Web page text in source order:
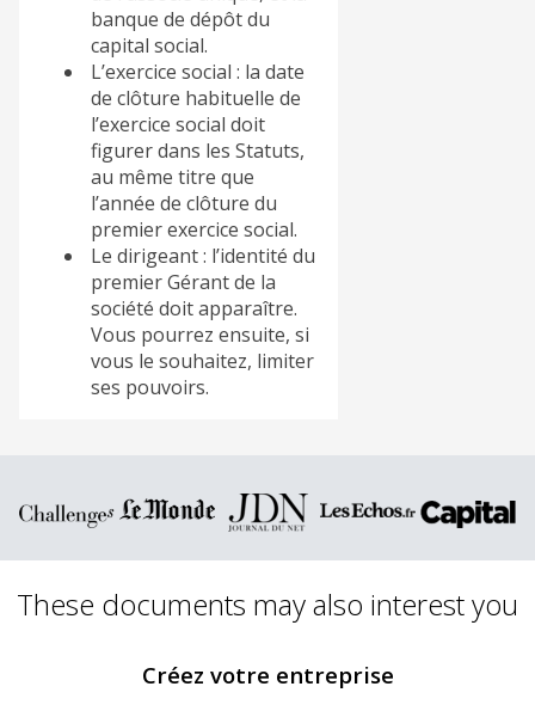
banque de dépôt du
capital social.
L’exercice social : la date
de clôture habituelle de
l’exercice social doit
figurer dans les Statuts,
au même titre que
l’année de clôture du
premier exercice social.
Le dirigeant : l’identité du
premier Gérant de la
société doit apparaître.
Vous pourrez ensuite, si
vous le souhaitez, limiter
ses pouvoirs.
These documents may also interest you
Créez votre entreprise